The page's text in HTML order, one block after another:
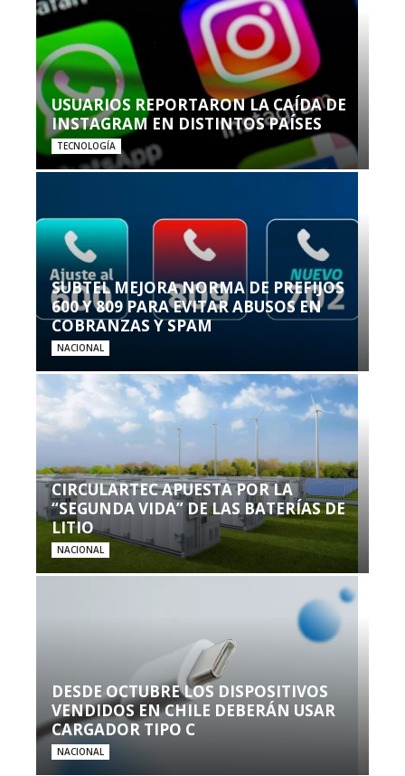
USUARIOS REPORTARON LA CAÍDA DE
INSTAGRAM EN DISTINTOS PAÍSES
TECNOLOGÍA
SUBTEL MEJORA NORMA DE PREFIJOS
600 Y 809 PARA EVITAR ABUSOS EN
COBRANZAS Y SPAM
NACIONAL
CIRCULARTEC APUESTA POR LA
“SEGUNDA VIDA” DE LAS BATERÍAS DE
LITIO
NACIONAL
DESDE OCTUBRE LOS DISPOSITIVOS
VENDIDOS EN CHILE DEBERÁN USAR
CARGADOR TIPO C
NACIONAL